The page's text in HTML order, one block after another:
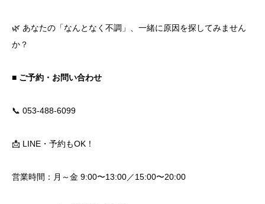
🌿 あなたの「なんとなく不調」、一緒に原因を探してみません
か？
■ ご予約・お問い合わせ
📞 053-488-6099
📩 LINE・予約もOK！
営業時間：月～金 9:00〜13:00／15:00〜20:00